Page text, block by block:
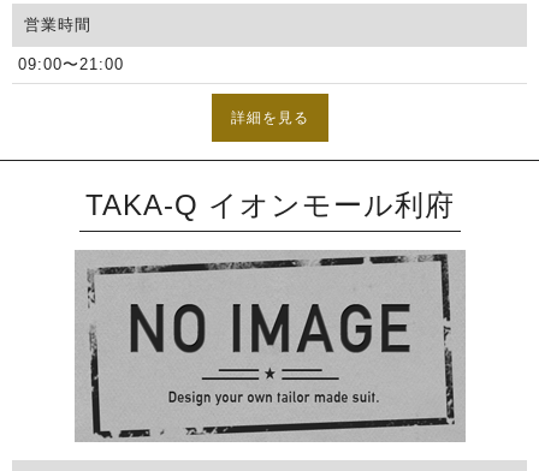
営業時間
09:00〜21:00
詳細を見る
TAKA-Q イオンモール利府